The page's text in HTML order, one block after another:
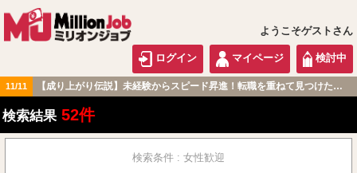
ようこそゲストさん
ログイン マイページ 検討中
06/17 【成り上がり伝説】 ほどよい緊張感と大きな達成感。 毎日モチベーション高く過ごせる職場です！
11/11 【成り上がり伝説】未経験からスピード昇進！転職を重ねて見つけた『本当に働きやすい職場』とは？
関西版
検索結果 52件
検索条件 : 女性歓迎